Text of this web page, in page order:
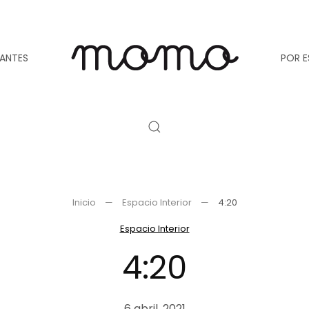
POR
Inicio Espacio Interior
4:20
Espacio Interior
4:20